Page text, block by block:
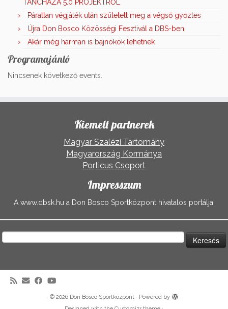
TÁNCHÁZA 5.0 PROJEKTRŐL
Páratlan végjáték után született meg a végső győztes
Újra Don Bosco Közösségi Fesztivál a DBS-ben
Akár még hárman is bajnokok lehetnek
Programajánló
Nincsenek következő events.
Kiemelt partnerek
Magyar Szalézi Tartomány
Magyarország Kormánya
Porticus Csoport
Impresszum
A www.dbsk.hu a Don Bosco Sportközpont hivatalos portálja.
· © 2026 Don Bosco Sportközpont· Powered by
·